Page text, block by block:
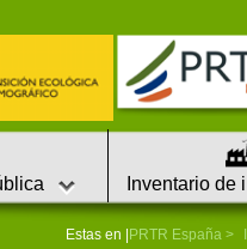
Inventario de
Estas en | PRTR España